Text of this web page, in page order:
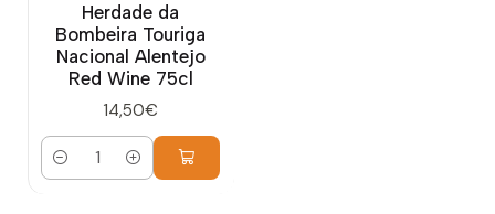
Herdade da
Bombeira Touriga
Nacional Alentejo
Red Wine 75cl
14,50€
Cantidad